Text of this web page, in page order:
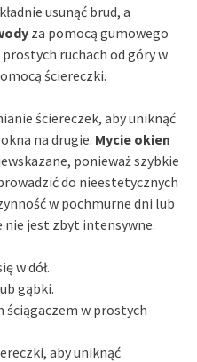
usunąć brud, a
za pomocą gumowego
ruchach od góry w
ściereczki.
ściereczek, aby uniknąć
na drugie. Mycie okien
ponieważ szybkie
do nieestetycznych
w pochmurne dni lub
nie jest zbyt intensywne.
w dół.
gąbki.
ściągaczem w prostych
aby uniknąć